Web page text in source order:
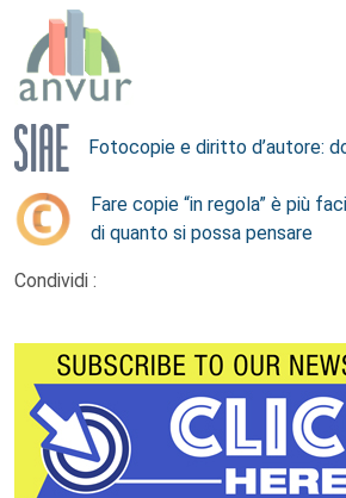
Fotocopie e diritto d’autore:
Fare copie “in regola” è più
di quanto si possa pensare
Condividi :